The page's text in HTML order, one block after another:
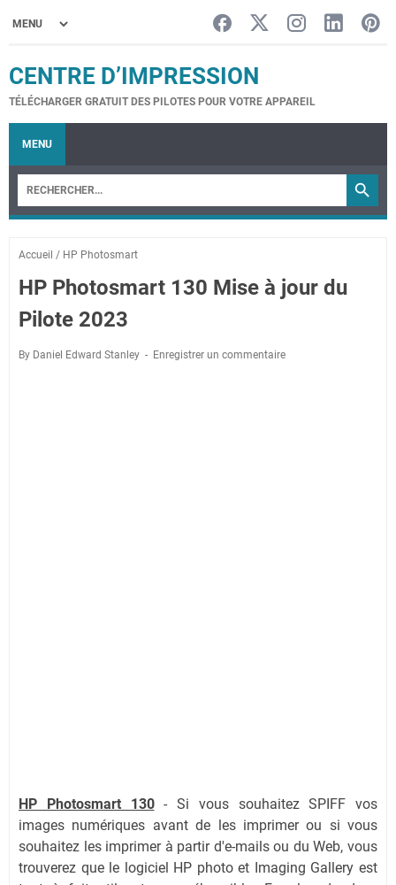
CENTRE D’IMPRESSION
TÉLÉCHARGER GRATUIT DES PILOTES POUR VOTRE APPAREIL
MENU
Accueil / HP Photosmart
HP Photosmart 130 Mise à jour du
Pilote 2023
By Daniel Edward Stanley Enregistrer un commentaire
HP Photosmart 130 - Si vous souhaitez SPIFF vos
images numériques avant de les imprimer ou si vous
souhaitez les imprimer à partir d'e-mails ou du Web, vous
trouverez que le logiciel HP photo et Imaging Gallery est